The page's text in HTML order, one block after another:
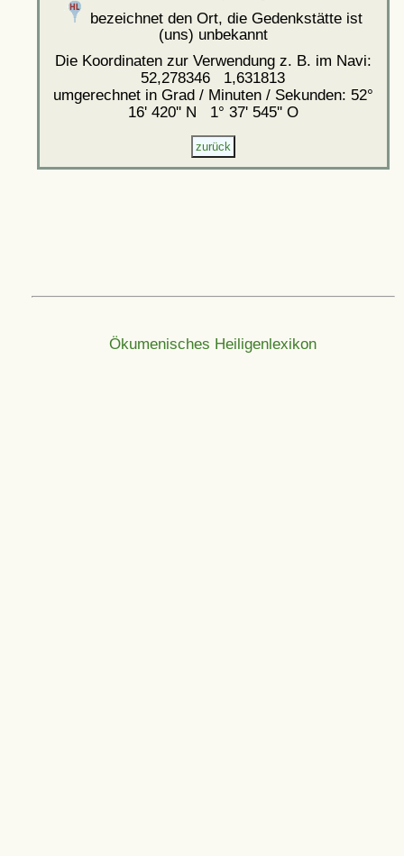
bezeichnet den Ort, die Gedenkstätte ist
(uns) unbekannt
Die Koordinaten zur Verwendung z. B. im Navi:
52,278346 1,631813
umgerechnet in Grad / Minuten / Sekunden: 52°
16' 420'' N 1° 37' 545'' O
Ökumenisches Heiligenlexikon